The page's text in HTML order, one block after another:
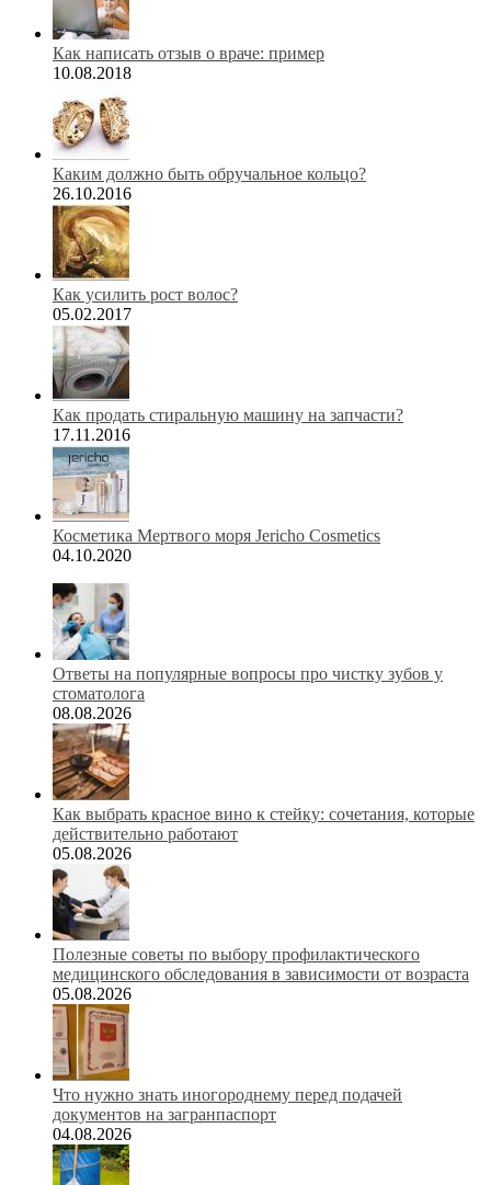
Как написать отзыв о враче: пример
10.08.2018
Каким должно быть обручальное кольцо?
26.10.2016
Как усилить рост волос?
05.02.2017
Как продать стиральную машину на запчасти?
17.11.2016
Косметика Мертвого моря Jericho Cosmetics
04.10.2020
Ответы на популярные вопросы про чистку зубов у
стоматолога
08.08.2026
Как выбрать красное вино к стейку: сочетания, которые
действительно работают
05.08.2026
Полезные советы по выбору профилактического
медицинского обследования в зависимости от возраста
05.08.2026
Что нужно знать иногороднему перед подачей
документов на загранпаспорт
04.08.2026